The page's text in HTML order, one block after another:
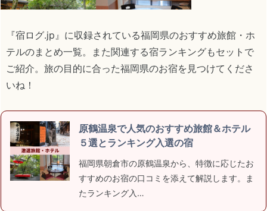
『宿ログ.jp』に収録されている福岡県のおすすめ旅館・ホ
テルのまとめ一覧。また関連する宿ランキングもセットで
ご紹介。旅の目的に合った福岡県のお宿を見つけてくださ
いね！
原鶴温泉で人気のおすすめ旅館＆ホテル
５選とランキング入選の宿
福岡県朝倉市の原鶴温泉から、特徴に応じたお
すすめのお宿の口コミを添えて解説します。ま
たランキング入…